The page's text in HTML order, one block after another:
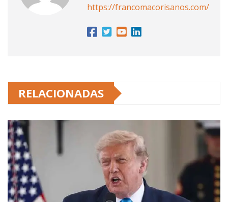
https://francomacorisanos.com/
RELACIONADAS